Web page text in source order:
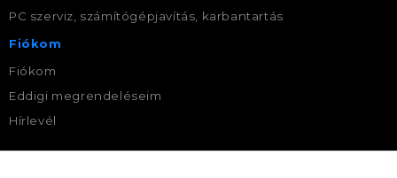
PC szerviz, számítógépjavítás, karbantartás
Fiókom
Fiókom
Eddigi megrendeléseim
Hírlevél